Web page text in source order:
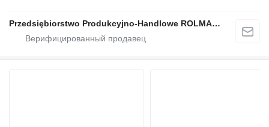
Przedsiębiorstwo Produkcyjno-Handlowe ROLMAPOL Marcin Dziekan